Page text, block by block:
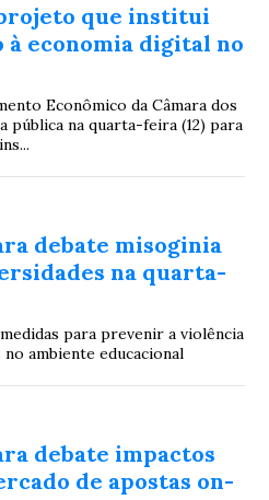
que institui
à economia digital no
Econômico da Câmara dos
pública na quarta-feira (12) para
debate misoginia
na quarta-
para prevenir a violência
ambiente educacional
debate impactos
de apostas on-